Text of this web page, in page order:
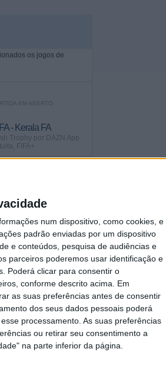
num dispositivo, como cookies, e
padrão enviadas por um dispositivo
e conteúdos, pesquisa de audiências e
parceiros poderemos usar identificação e
Poderá clicar para consentir o
conforme descrito acima. Em
as suas preferências antes de consentir
dos seus dados pessoais poderá
processamento. As suas preferências
ou retirar seu consentimento a
na parte inferior da página.
os jogos de
EM ABERTO
- Kerala FA
Trophy por DAZN App
FIFA+
CANAIS DE TV
TOTAL
6
MÁXIMO
2